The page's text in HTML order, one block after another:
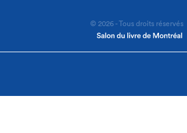
© 2026 - Tous droits réservés